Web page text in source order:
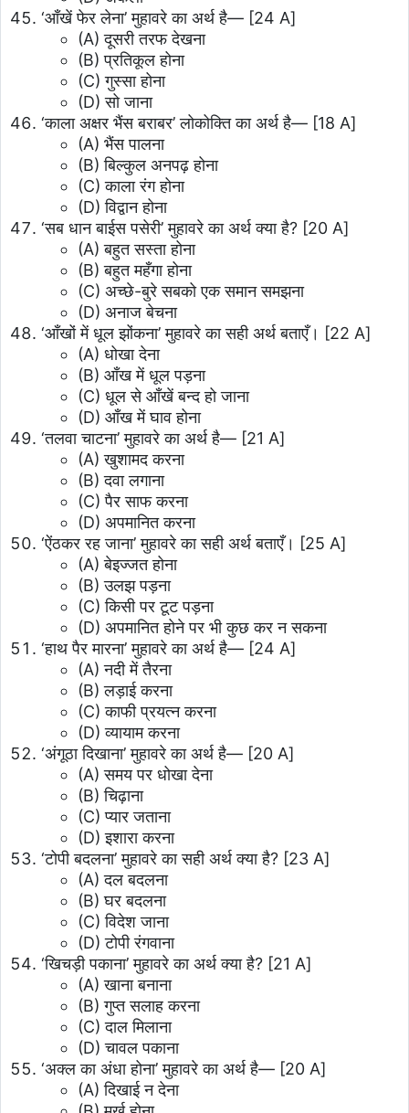
‘आँखें फेर लेना’ मुहावरे का अर्थ है— [24 A]
(A) दूसरी तरफ देखना
(B) प्रतिकूल होना
(C) गुस्सा होना
(D) सो जाना
‘काला अक्षर भैंस बराबर’ लोकोक्ति का अर्थ है— [18 A]
(A) भैंस पालना
(B) बिल्कुल अनपढ़ होना
(C) काला रंग होना
(D) विद्वान होना
‘सब धान बाईस पसेरी’ मुहावरे का अर्थ क्या है? [20 A]
(A) बहुत सस्ता होना
(B) बहुत महँगा होना
(C) अच्छे-बुरे सबको एक समान समझना
(D) अनाज बेचना
‘आँखों में धूल झोंकना’ मुहावरे का सही अर्थ बताएँ। [22 A]
(A) धोखा देना
(B) आँख में धूल पड़ना
(C) धूल से आँखें बन्द हो जाना
(D) आँख में घाव होना
‘तलवा चाटना’ मुहावरे का अर्थ है— [21 A]
(A) खुशामद करना
(B) दवा लगाना
(C) पैर साफ करना
(D) अपमानित करना
‘ऐंठकर रह जाना’ मुहावरे का सही अर्थ बताएँ। [25 A]
(A) बेइज्जत होना
(B) उलझ पड़ना
(C) किसी पर टूट पड़ना
(D) अपमानित होने पर भी कुछ कर न सकना
‘हाथ पैर मारना’ मुहावरे का अर्थ है— [24 A]
(A) नदी में तैरना
(B) लड़ाई करना
(C) काफी प्रयत्न करना
(D) व्यायाम करना
‘अंगूठा दिखाना’ मुहावरे का अर्थ है— [20 A]
(A) समय पर धोखा देना
(B) चिढ़ाना
(C) प्यार जताना
(D) इशारा करना
‘टोपी बदलना’ मुहावरे का सही अर्थ क्या है? [23 A]
(A) दल बदलना
(B) घर बदलना
(C) विदेश जाना
(D) टोपी रंगवाना
‘खिचड़ी पकाना’ मुहावरे का अर्थ क्या है? [21 A]
(A) खाना बनाना
(B) गुप्त सलाह करना
(C) दाल मिलाना
(D) चावल पकाना
‘अक्ल का अंधा होना’ मुहावरे का अर्थ है— [20 A]
(A) दिखाई न देना